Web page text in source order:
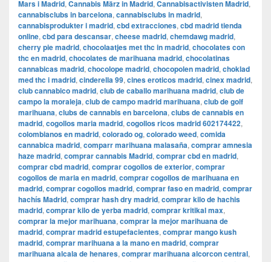
Mars i Madrid, Cannabis März in Madrid, Cannabisactivisten Madrid,
cannabisclubs in barcelona, cannabisclubs in madrid,
cannabisprodukter i madrid, cbd extracciones, cbd madrid tienda
online, cbd para descansar, cheese madrid, chemdawg madrid,
cherry pie madrid, chocolaatjes met thc in madrid, chocolates con
thc en madrid, chocolates de marihuana madrid, chocolatinas
cannabicas madrid, chocolope madrid, chocopolen madrid, choklad
med thc i madrid, cinderella 99, cines eroticos madrid, cinex madrid,
club cannabico madrid, club de caballo marihuana madrid, club de
campo la moraleja, club de campo madrid marihuana, club de golf
marihuana, clubs de cannabis en barcelona, clubs de cannabis en
madrid, cogollos maria madrid, cogollos ricos madrid 602174422,
colombianos en madrid, colorado og, colorado weed, comida
cannabica madrid, comparr marihuana malasaña, comprar amnesia
haze madrid, comprar cannabis Madrid, comprar cbd en madrid,
comprar cbd madrid, comprar cogollos de exterior, comprar
cogollos de maria en madrid, comprar cogollos de marihuana en
madrid, comprar cogollos madrid, comprar faso en madrid, comprar
hachís Madrid, comprar hash dry madrid, comprar kilo de hachis
madrid, comprar kilo de yerba madrid, comprar kritikal max,
comprar la mejor marihuana, comprar la mejor marihuana de
madrid, comprar madrid estupefacientes, comprar mango kush
madrid, comprar marihuana a la mano en madrid, comprar
marihuana alcala de henares, comprar marihuana alcorcon central,